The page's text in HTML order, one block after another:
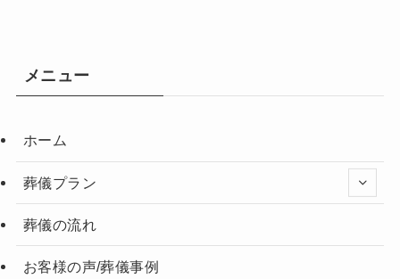
メニュー
ホーム
葬儀プラン
葬儀の流れ
お客様の声/葬儀事例